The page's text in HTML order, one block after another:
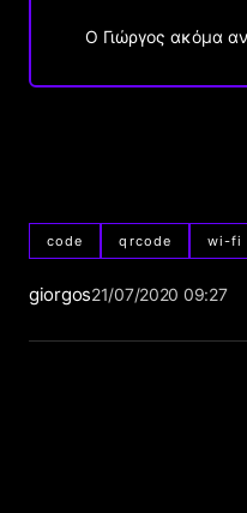
Ο Γιώργος ακόμα
code qrcode wi-fi
giorgos21/07/2020 09:27